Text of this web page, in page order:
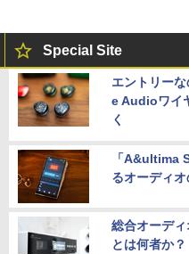
Special Site
エントリー
e Audioワイ
く
「A&ultima
るオーディ
総合オーデ
とは何者か？